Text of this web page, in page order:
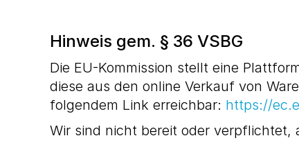
Hinweis gem. § 36 VSBG
Die EU-Kommission stellt eine
diese aus den online Verkauf von
folgendem Link erreichbar: https://
Wir sind nicht bereit oder verpflichtet,